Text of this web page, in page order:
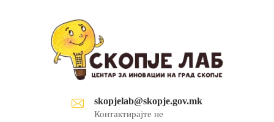
skopjelab@skopje.gov.mk
Контактирајте не